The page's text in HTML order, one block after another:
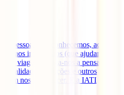
pessoas que conhecemos, aos
até aos imprevistos (que ajudamos a
A viagem obriga-nos a pensar de
realidades, soluções e outros
nos faz crescer. E a IATI